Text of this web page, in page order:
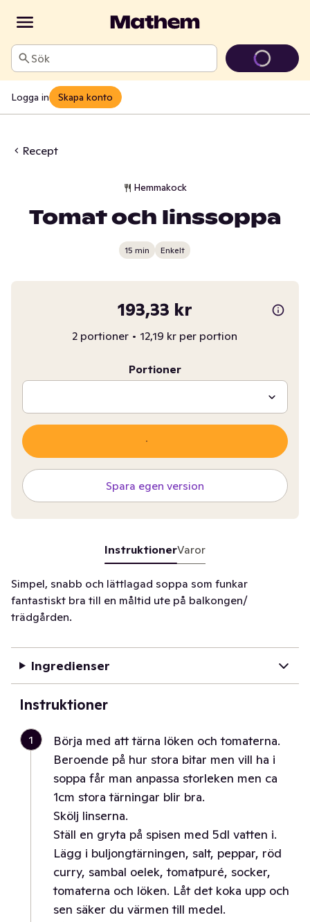
Sök
Logga in Skapa konto
Recept
Hemmakock
Tomat och linssoppa
15 min Enkelt
193,33 kr
2 portioner • 12,19 kr per portion
Portioner
Spara egen version
InstruktionerVaror
Simpel, snabb och lättlagad soppa som funkar
fantastiskt bra till en måltid ute på balkongen/
trädgården.
Ingredienser
Instruktioner
1
Börja med att tärna löken och tomaterna.
Beroende på hur stora bitar men vill ha i
soppa får man anpassa storleken men ca
1cm stora tärningar blir bra.
Skölj linserna.
Ställ en gryta på spisen med 5dl vatten i.
Lägg i buljongtärningen, salt, peppar, röd
curry, sambal oelek, tomatpuré, socker,
tomaterna och löken. Låt det koka upp och
sen säker du värmen till medel.